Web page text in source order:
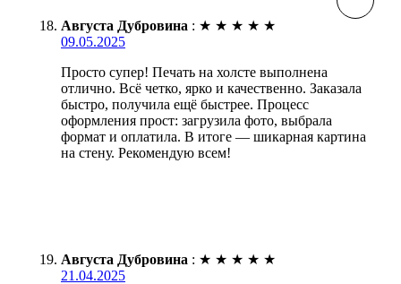
Августа Дубровина : ★ ★ ★ ★ ★
09.05.2025
Просто супер! Печать на холсте выполнена
отлично. Всё четко, ярко и качественно. Заказала
быстро, получила ещё быстрее. Процесс
оформления прост: загрузила фото, выбрала
формат и оплатила. В итоге — шикарная картина
на стену. Рекомендую всем!
Августа Дубровина : ★ ★ ★ ★ ★
21.04.2025